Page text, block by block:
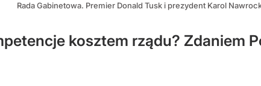
Rada Gabinetowa. Premier Donald Tusk i prezydent Karol
kosztem rządu? Zdaniem